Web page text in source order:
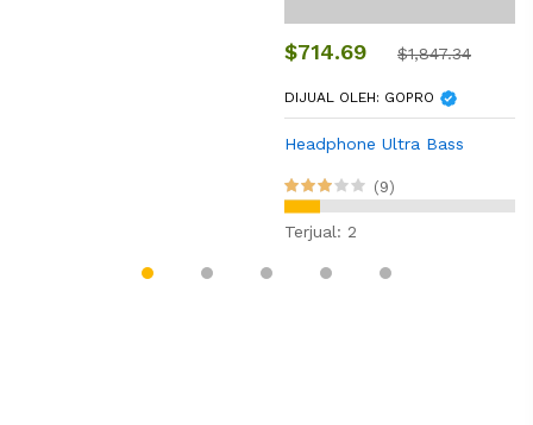
$714.69 $1,847.34
DIJUAL OLEH: GOPRO
Headphone Ultra Bass
(9)
Terjual: 2